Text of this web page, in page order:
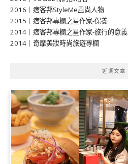
2016｜痞客邦StyleMe風尚人物
2015｜痞客邦專欄之星作家-保養
2014｜痞客邦專欄之星作家-旅行的意義
2014｜奇摩美妝時尚旅遊專欄
近期文章